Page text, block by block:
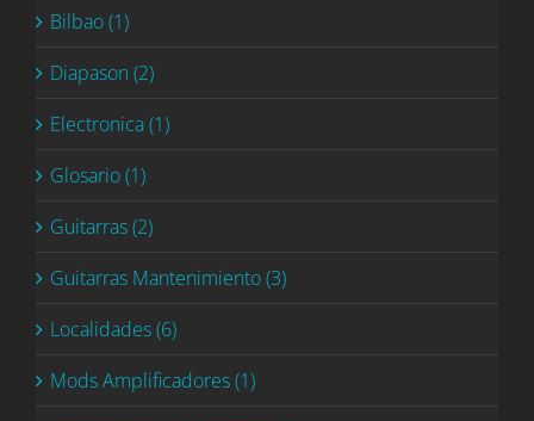
Bilbao (1)
Diapason (2)
Electronica (1)
Glosario (1)
Guitarras (2)
Guitarras Mantenimiento (3)
Localidades (6)
Mods Amplificadores (1)